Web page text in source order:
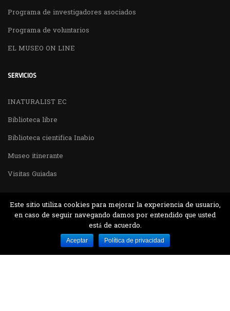
Programa de investigadores asociados
Programa de voluntarios
EL MUSEO ON LINE
SERVICIOS
INATURALIST EC
Biblioteca libre
Biblioteca cientifica Inabio
Museo itinerante
Visitas Guiadas
Desarrollado por MJTEC.
Este sitio utiliza cookies para mejorar la experiencia de usuario,
en caso de seguir navegando damos por entendido que usted
está de acuerdo.
Aceptar Política de privacidad